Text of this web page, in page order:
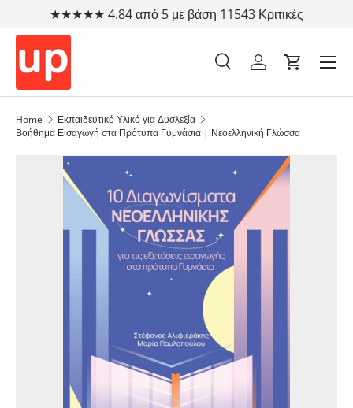
★★★★★ 4.84 από 5 με βάση 11543 Κριτικές
Αναζήτηση
Τύπος προϊόντος
ΑναζήτησηΛογαριασμός
Cart
Home
Εκπαιδευτικό Υλικό για Δυσλεξία
Βοήθημα Εισαγωγή στα Πρότυπα Γυμνάσια | Νεοελληνική Γλώσσα